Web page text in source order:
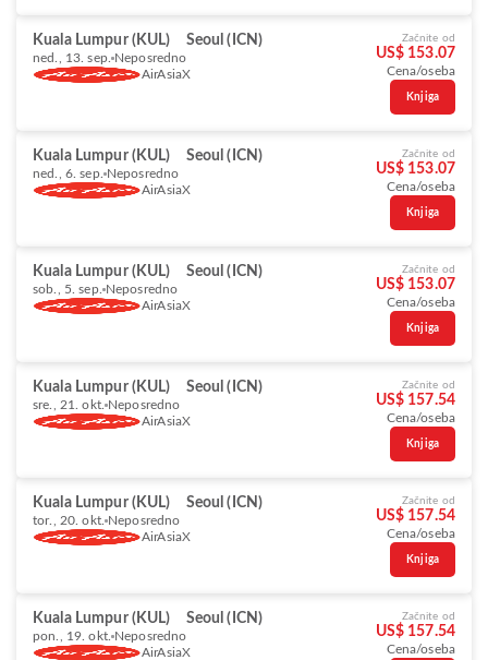
Kuala Lumpur (KUL) Seoul (ICN)
ned., 13. sep. Neposredno
AirAsiaX
Začnite od
US$ 153.07
Cena/oseba
Knjiga
Kuala Lumpur (KUL) Seoul (ICN)
ned., 6. sep. Neposredno
AirAsiaX
Začnite od
US$ 153.07
Cena/oseba
Knjiga
Kuala Lumpur (KUL) Seoul (ICN)
sob., 5. sep. Neposredno
AirAsiaX
Začnite od
US$ 153.07
Cena/oseba
Knjiga
Kuala Lumpur (KUL) Seoul (ICN)
sre., 21. okt. Neposredno
AirAsiaX
Začnite od
US$ 157.54
Cena/oseba
Knjiga
Kuala Lumpur (KUL) Seoul (ICN)
tor., 20. okt. Neposredno
AirAsiaX
Začnite od
US$ 157.54
Cena/oseba
Knjiga
Kuala Lumpur (KUL) Seoul (ICN)
pon., 19. okt. Neposredno
AirAsiaX
Začnite od
US$ 157.54
Cena/oseba